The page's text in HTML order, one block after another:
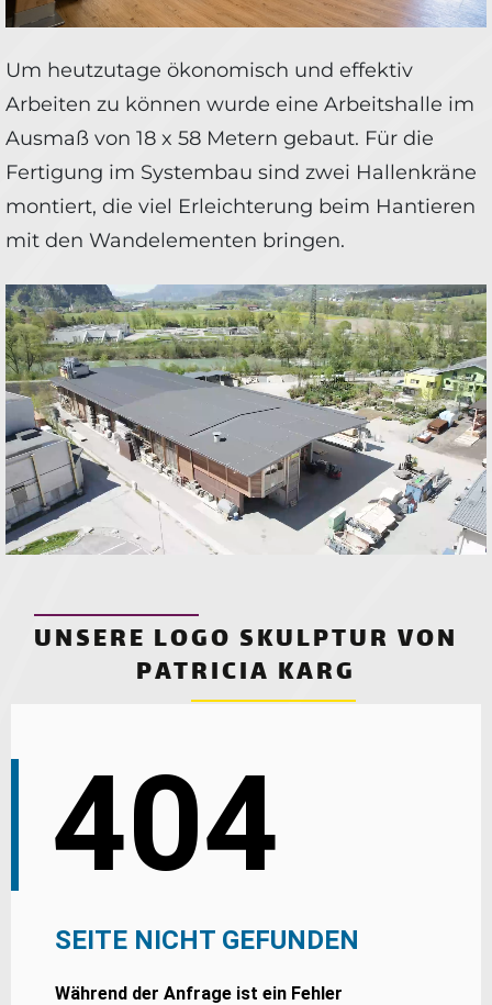
Um heutzutage ökonomisch und effektiv
Arbeiten zu können wurde eine Arbeitshalle im
Ausmaß von 18 x 58 Metern gebaut. Für die
Fertigung im Systembau sind zwei Hallenkräne
montiert, die viel Erleichterung beim Hantieren
mit den Wandelementen bringen.
UNSERE LOGO SKULPTUR VON
PATRICIA KARG